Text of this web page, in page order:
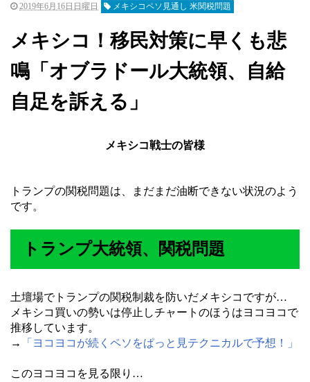
2019年6月16日日曜日 メキシコペソ見通し 米関税問題
メキシコ！移民対策に早くも悲
鳴「オブラドール大統領、自給
自足を訴える」
メキシコ戦士の皆様
トランプの関税問題は、まだまだ油断できない状況のよう
です。
トランプ大統領、関税問題
土壇場でトランプの関税制裁を防いだメキシコですが…
メキシコ買いの勢いは停止しチャートのほうはヨコヨコで
推移しています。
→
「ヨコヨコが続くペソをぱっと見テクニカルで予想！」
このヨコヨコを見る限り…